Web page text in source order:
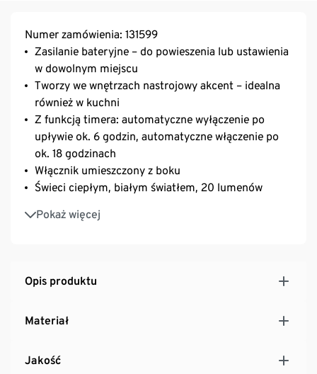
Numer zamówienia: 131599
Zasilanie bateryjne – do powieszenia lub ustawienia
w dowolnym miejscu
Tworzy we wnętrzach nastrojowy akcent – idealna
również w kuchni
Z funkcją timera: automatyczne wyłączenie po
upływie ok. 6 godzin, automatyczne włączenie po
ok. 18 godzinach
Włącznik umieszczony z boku
Świeci ciepłym, białym światłem, 20 lumenów
Pokaż więcej
Do użycia jako kinkiet
Opis produktu
Materiał
Jakość